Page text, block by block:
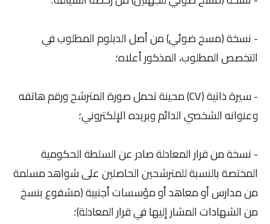
- نسخة (مسح ضوئي) من أصل الدبلوم المطلوب في
التخصص المطلوب، المذكور أعلاه؛
- سيرة ذاتية (CV) محينة تحمل صورة المترشح ورقم هاتفه
وعنوانه الشخصي الدائم وبريده الإلكتروني؛
- نسخة من قرار المعادلة صادر عن السلطة الحكومية
المختصة بالنسبة للمترشحين الحاصلين على شواهد مسلمة
من مدارس أو معاهد أو مؤسسات أجنبية (مشفوع بنسخ
من الشهادات المشار إليها في قرار المعادلة)؛